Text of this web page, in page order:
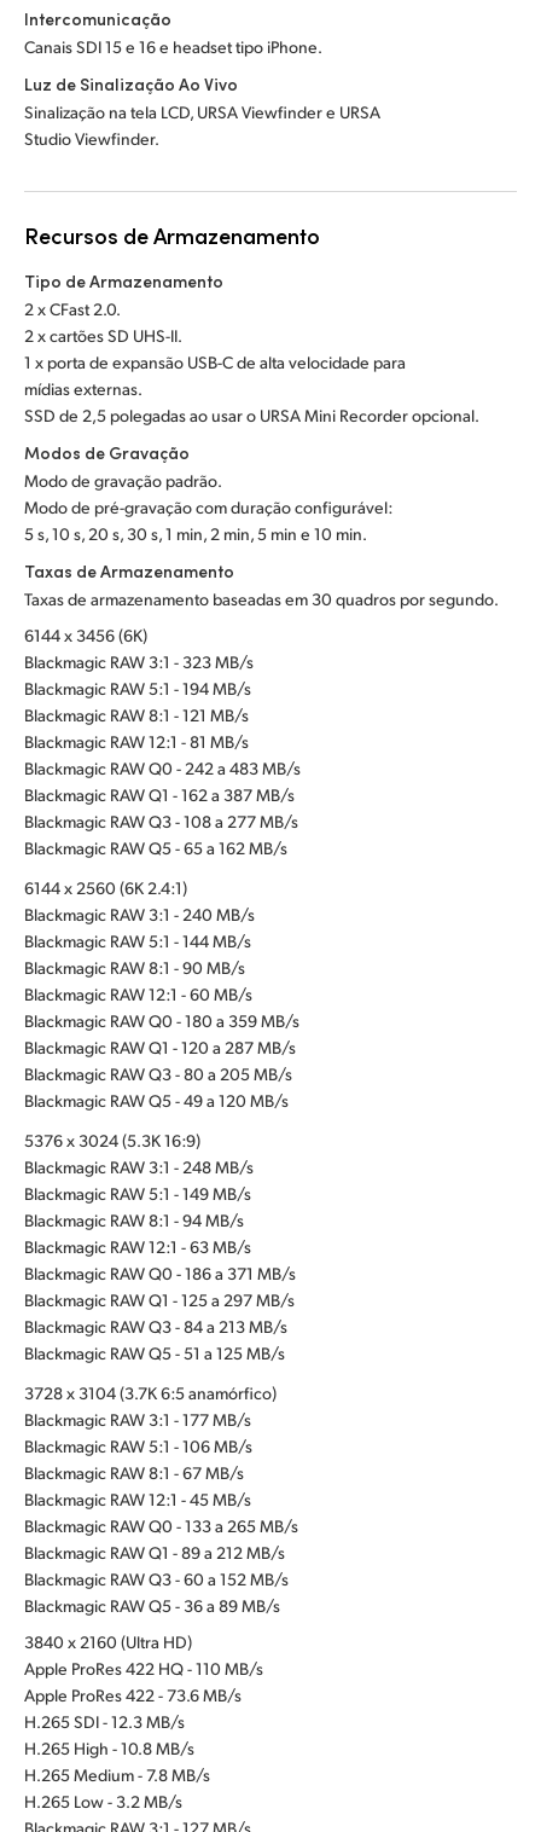
Intercomunicação
Canais SDI 15 e 16 e headset tipo iPhone.
Luz de Sinalização Ao Vivo
Sinalização na tela LCD, URSA Viewfinder e URSA
Studio Viewfinder.
Recursos de Armazenamento
Tipo de Armazenamento
2 x CFast 2.0.
2 x cartões SD UHS-II.
1 x porta de expansão USB-C de alta velocidade para
mídias externas.
SSD de 2,5 polegadas ao usar o URSA Mini Recorder opcional.
Modos de Gravação
Modo de gravação padrão.
Modo de pré-gravação com duração configurável:
5 s, 10 s, 20 s, 30 s, 1 min, 2 min, 5 min e 10 min.
Taxas de Armazenamento
Taxas de armazenamento baseadas em 30 quadros por segundo.
6144 x 3456 (6K)
Blackmagic RAW 3:1 - 323 MB/s
Blackmagic RAW 5:1 - 194 MB/s
Blackmagic RAW 8:1 - 121 MB/s
Blackmagic RAW 12:1 - 81 MB/s
Blackmagic RAW Q0 - 242 a 483 MB/s
Blackmagic RAW Q1 - 162 a 387 MB/s
Blackmagic RAW Q3 - 108 a 277 MB/s
Blackmagic RAW Q5 - 65 a 162 MB/s
6144 x 2560 (6K 2.4:1)
Blackmagic RAW 3:1 - 240 MB/s
Blackmagic RAW 5:1 - 144 MB/s
Blackmagic RAW 8:1 - 90 MB/s
Blackmagic RAW 12:1 - 60 MB/s
Blackmagic RAW Q0 - 180 a 359 MB/s
Blackmagic RAW Q1 - 120 a 287 MB/s
Blackmagic RAW Q3 - 80 a 205 MB/s
Blackmagic RAW Q5 - 49 a 120 MB/s
5376 x 3024 (5.3K 16:9)
Blackmagic RAW 3:1 - 248 MB/s
Blackmagic RAW 5:1 - 149 MB/s
Blackmagic RAW 8:1 - 94 MB/s
Blackmagic RAW 12:1 - 63 MB/s
Blackmagic RAW Q0 - 186 a 371 MB/s
Blackmagic RAW Q1 - 125 a 297 MB/s
Blackmagic RAW Q3 - 84 a 213 MB/s
Blackmagic RAW Q5 - 51 a 125 MB/s
3728 x 3104 (3.7K 6:5 anamórfico)
Blackmagic RAW 3:1 - 177 MB/s
Blackmagic RAW 5:1 - 106 MB/s
Blackmagic RAW 8:1 - 67 MB/s
Blackmagic RAW 12:1 - 45 MB/s
Blackmagic RAW Q0 - 133 a 265 MB/s
Blackmagic RAW Q1 - 89 a 212 MB/s
Blackmagic RAW Q3 - 60 a 152 MB/s
Blackmagic RAW Q5 - 36 a 89 MB/s
3840 x 2160 (Ultra HD)
Apple ProRes 422 HQ - 110 MB/s
Apple ProRes 422 - 73.6 MB/s
H.265 SDI - 12.3 MB/s
H.265 High - 10.8 MB/s
H.265 Medium - 7.8 MB/s
H.265 Low - 3.2 MB/s